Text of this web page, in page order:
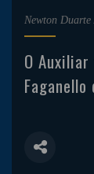
Newton Duarte
O